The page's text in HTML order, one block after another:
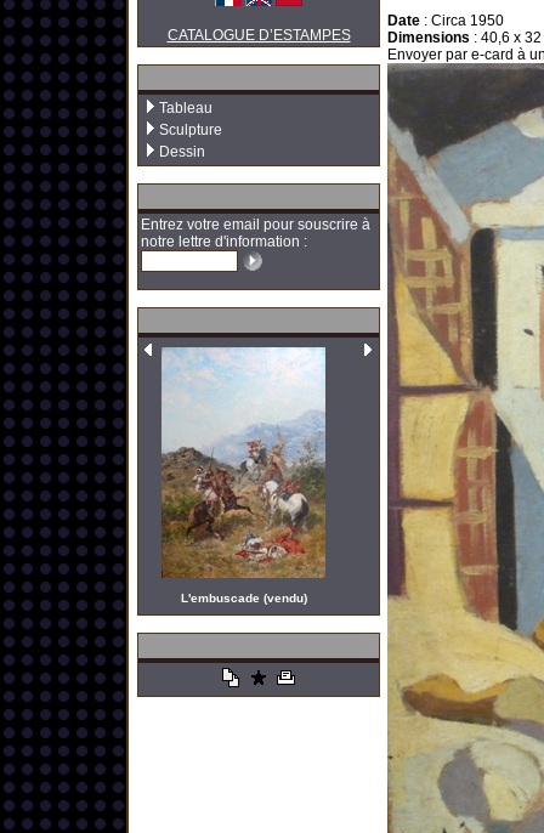
CATALOGUE D’ESTAMPES
Tableau
Sculpture
Dessin
Entrez votre email pour souscrire à
notre lettre d'information :
L'embuscade (vendu)
Date : Circa 1950
Dimensions : 40,6 x
Envoyer par e-card à